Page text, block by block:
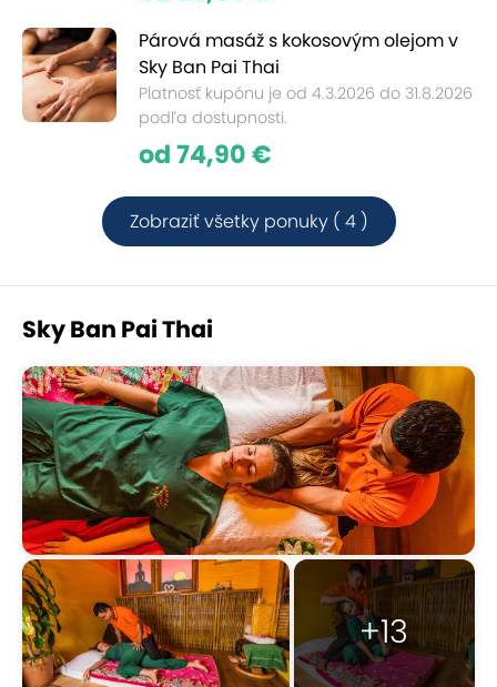
Párová masáž s kokosovým olejom v
Sky Ban Pai Thai
Platnosť kupónu je od 4.3.2026 do 31.8.2026
podľa dostupnosti.
od 74,90 €
Zobraziť všetky ponuky ( 4 )
Sky Ban Pai Thai
+13